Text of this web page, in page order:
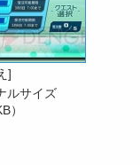
]
ルサイズ
）